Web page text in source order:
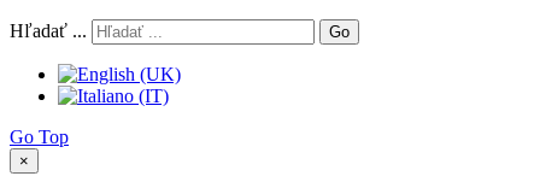
Hľadať ... Go
Go Top
×